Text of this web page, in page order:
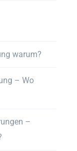
warum?
– Wo
–